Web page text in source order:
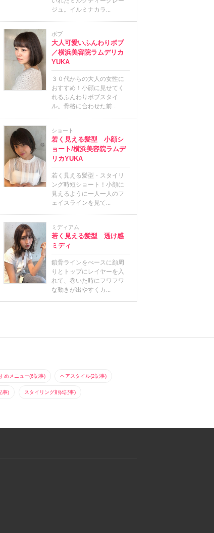
ジュ。イルミナカラ...
ボブ
大人可愛いふんわりボブ
／横浜美容院ラムデリカ
YUKA
３０代からの大人の女性に
おすすめ！小顔に見せてく
れるふんわりボブスタイ
ル。骨格に合わせた前...
ショート
若く見える髪型 小顔シ
ョート/横浜美容院ラムデ
リカYUKA
若く見える髪型・スタイリ
ング時短ショート！小顔に
見えるように一人一人のフ
ェイスラインを見て...
ミディアム
若く見える髪型 透け感
ミディ
鎖骨ラインをべースに顔周
りとトップにレイヤーを入
れて、巻いた時にフワフワ
な動きが出やすくカ...
めメニュー(6記事) ヘアスタイル(2記事)
事) スタイリング剤(4記事)